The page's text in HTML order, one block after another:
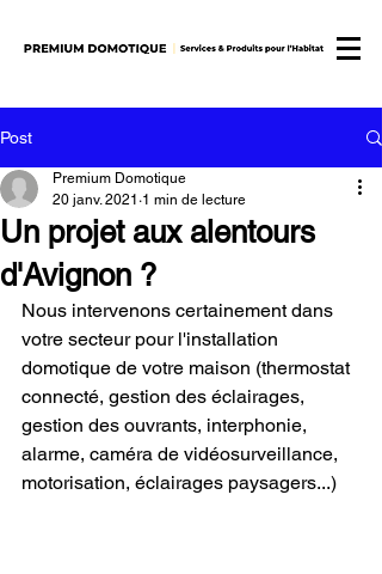
Post
Un projet aux alentours
d'Avignon ?
Premium Domotique
20 janv. 2021 1 min de lecture
Nous intervenons certainement dans
votre secteur pour l'installation
domotique de votre maison (thermostat
connecté, gestion des éclairages,
gestion des ouvrants, interphonie,
alarme, caméra de vidéosurveillance,
motorisation, éclairages paysagers...)